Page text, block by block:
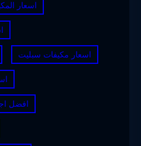
اسعار
اسعار مكيفات سبليت
افضل